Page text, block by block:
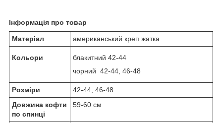
Інформація про товар
Матеріал американський креп жатка
Кольори
блакитний 42-44
чорний 42-44, 46-48
Розміри
42-44, 46-48
Довжина кофти
по спинці
59-60 см